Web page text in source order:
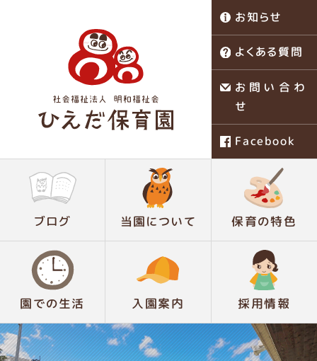
稗田保育園
お知らせ
よくある質問
お問い合わ
せ
Facebook
ブログ 当園について 保育の特色
園での生活 入園案内 採用情報